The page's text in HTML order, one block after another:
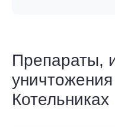
Препараты,
Котельниках